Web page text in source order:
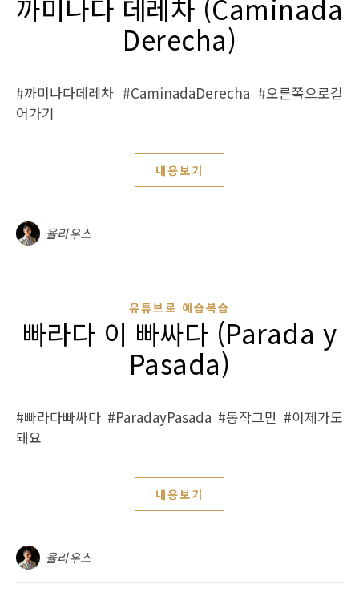
까미나다 데레차 (Caminada
Derecha)
#까미나다데레차 #CaminadaDerecha #오른쪽으로걸
어가기
내용보기
율리우스
유튜브로 예습복습
빠라다 이 빠싸다 (Parada y
Pasada)
#빠라다빠싸다 #ParadayPasada #동작그만 #이제가도
돼요
내용보기
율리우스